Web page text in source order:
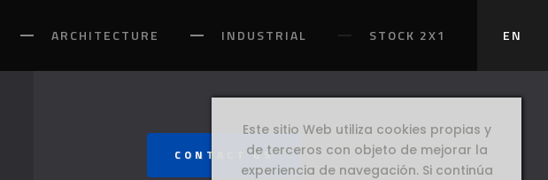
ARCHITECTURE INDUSTRIAL STOCK 2X1 EN
Este sitio Web utiliza cookies propias y
de terceros con objeto de mejorar la
experiencia de navegación. Si continúa
CONTACT US